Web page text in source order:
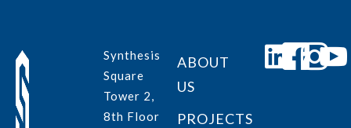
Synthesis
Square
Tower 2,
8th Floor
ABOUT
US
PROJECTS